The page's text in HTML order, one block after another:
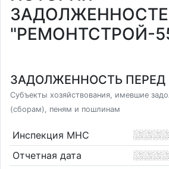
"РЕМОНТСТРОЙ-
ЗАДОЛЖЕННОСТЬ
Субъекты хозяйствования, имевшие
(сборам), пеням и пошлинам
Инспекция МНС
Отчетная дата